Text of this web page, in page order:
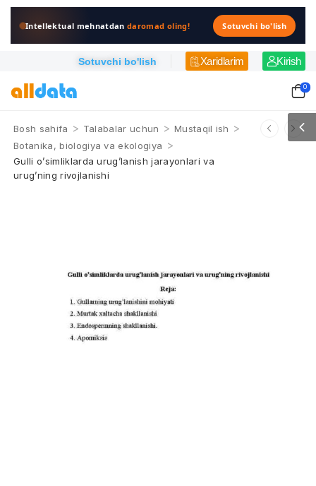
Intellektual mehnatdandaromad oling! Sotuvchi bo'lish
Sotuvchi bo'lish Xaridlarim Kirish
0
Bosh sahifa > Talabalar uchun > Mustaqil ish >
Botanika, biologiya va ekologiya >
Gulli о’simliklarda urug’lanish jarayonlari va
urug’ning rivojlanishi